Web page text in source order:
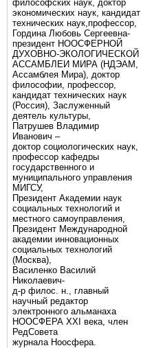
философских наук, доктор
экономических наук, кандидат
технических наук,профессор,
Гордина Любовь Сергеевна-
президент НООСФЕРНОЙ
ДУХОВНО-ЭКОЛОГИЧЕСКОЙ
АССАМБЛЕИ МИРА (НДЭАМ,
Ассамблея Мира), доктор
философии, профессор,
кандидат технических наук
(Россия), Заслуженный
деятель культуры,
Патрушев Владимир
Иванович –
доктор социологических наук,
профессор кафедры
государственного и
муниципального управления
МИГСУ,
Президент Академии наук
социальных технологий и
местного самоуправления,
Президент Международной
академии инновационных
социальных технологий
(Москва),
Василенко Василий
Николаевич-
д-р филос. н., главный
научный редактор
электронного альманаха
НООСФЕРА XXI века, член
РедСовета
журнала Ноосфера.